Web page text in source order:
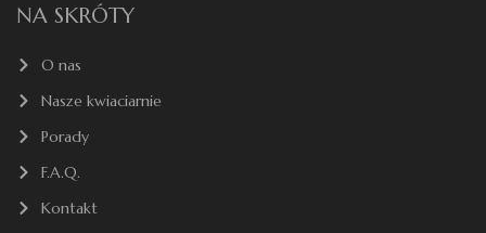
NA SKRÓTY
O nas
Nasze kwiaciarnie
Porady
F.A.Q.
Kontakt